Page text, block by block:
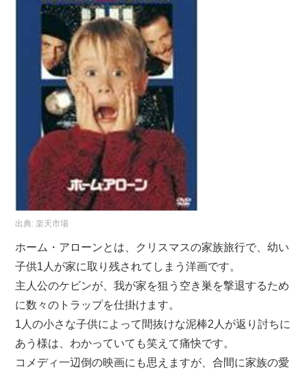
出典:楽天市場
ホーム・アローンとは、クリスマスの家族旅行で、幼い
子供1人が家に取り残されてしまう洋画です。
主人公のケビンが、我が家を狙う空き巣を撃退するため
に数々のトラップを仕掛けます。
1人の小さな子供によって間抜けな泥棒2人が返り討ちに
あう様は、わかっていても笑えて痛快です。
コメディ一辺倒の映画にも思えますが、合間に家族の愛